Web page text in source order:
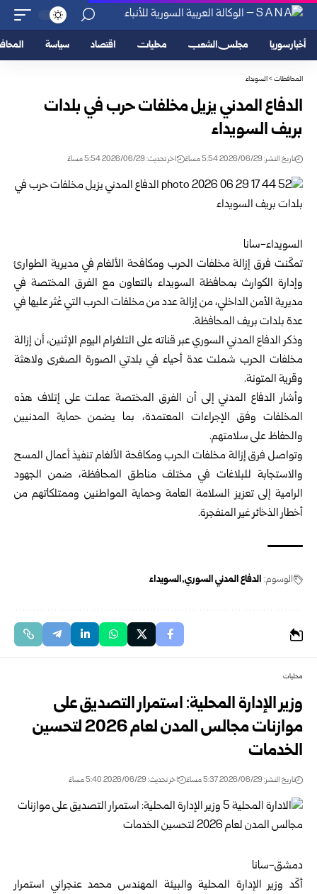
أخبار سوريا مجلس الشعب محليات اقتصاد سياسة
المحافظات>السويداء
الدفاع المدني يزيل مخلفات حرب في بلدات
بريف السويداء
تاريخ النشر: 2026/06/29 5:54 مساءً اخر تحديث: 2026/06/29 5:54 مساءً
السويداء-سانا
تمكّنت فرق إزالة مخلفات الحرب ومكافحة الألغام في مديرية الطوارئ
وإدارة الكوارث بمحافظة السويداء بالتعاون مع الفرق المختصة في
مديرية الأمن الداخلي، من إزالة عدد من مخلفات الحرب التي عُثر عليها في
عدة بلدات بريف المحافظة.
وذكرالدفاع المدني السوريعبر قناته على التلغرام اليوم الإثنين، أن إزالة
مخلفات الحرب شملت عدة أحياء في بلدتي الصورة الصغرى ولاهثة
وقرية المتونة.
وأشار الدفاع المدني إلى أن الفرق المختصة عملت على إتلاف هذه
المخلفات وفق الإجراءات المعتمدة، بما يضمن حماية المدنيين
والحفاظ على سلامتهم.
وتواصل فرق إزالة مخلفات الحرب ومكافحة الألغام تنفيذ أعمال المسح
والاستجابة للبلاغات في مختلف مناطق المحافظة، ضمن الجهود
الرامية إلى تعزيز السلامة العامة وحماية المواطنين وممتلكاتهم من
أخطار الذخائر غير المنفجرة.
الوسوم: الدفاع المدني السوري السويداء
محليات
وزير الإدارة المحلية: استمرار التصديق على
موازنات مجالس المدن لعام 2026 لتحسين
الخدمات
تاريخ النشر: 2026/06/29 5:37 مساءً اخر تحديث: 2026/06/29 5:40 مساءً
دمشق-سانا
أكّد وزير الإدارة المحليةوالبيئة المهندس محمد عنجراني استمرار